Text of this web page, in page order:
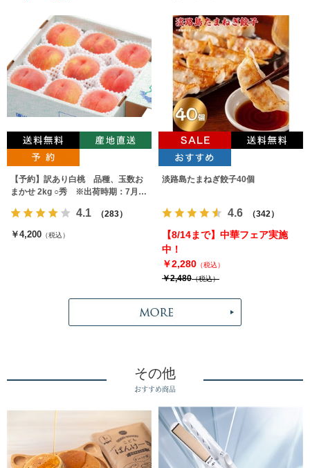
【予約】訳あり白桃 品種、玉数お
まかせ 2kg ○秀 ※出荷時期：7月下
4.1 （283）
￥4,200 （税込）
淡路島たまねぎ餃子40個
4.6 （342）
【8/14まで】中華フェア実施
中！
￥2,280 （税込）
￥2,480（税込）
その他
おすすめ商品